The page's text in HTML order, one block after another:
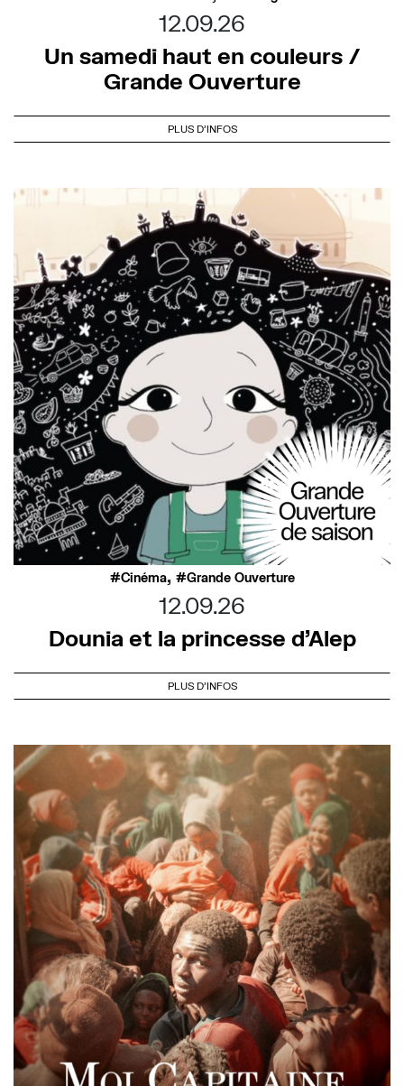
12.09.26
Un samedi haut en couleurs /
Grande Ouverture
PLUS D'INFOS
Cinéma, Grande Ouverture
12.09.26
Dounia et la princesse d’Alep
PLUS D'INFOS